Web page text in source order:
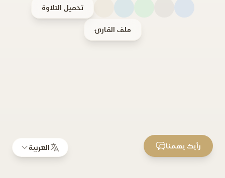
تحميل التلاوة
ملف القارئ
العربية رأيك يهمنا